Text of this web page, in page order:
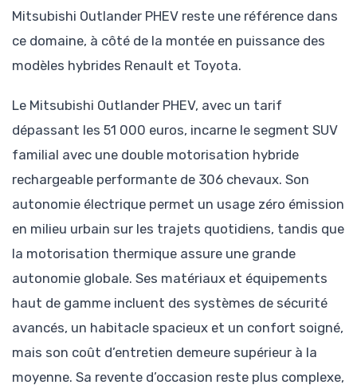
Mitsubishi Outlander PHEV reste une référence dans
ce domaine, à côté de la montée en puissance des
modèles hybrides Renault et Toyota.
Le Mitsubishi Outlander PHEV, avec un tarif
dépassant les 51 000 euros, incarne le segment SUV
familial avec une double motorisation hybride
rechargeable performante de 306 chevaux. Son
autonomie électrique permet un usage zéro émission
en milieu urbain sur les trajets quotidiens, tandis que
la motorisation thermique assure une grande
autonomie globale. Ses matériaux et équipements
haut de gamme incluent des systèmes de sécurité
avancés, un habitacle spacieux et un confort soigné,
mais son coût d’entretien demeure supérieur à la
moyenne. Sa revente d’occasion reste plus complexe,